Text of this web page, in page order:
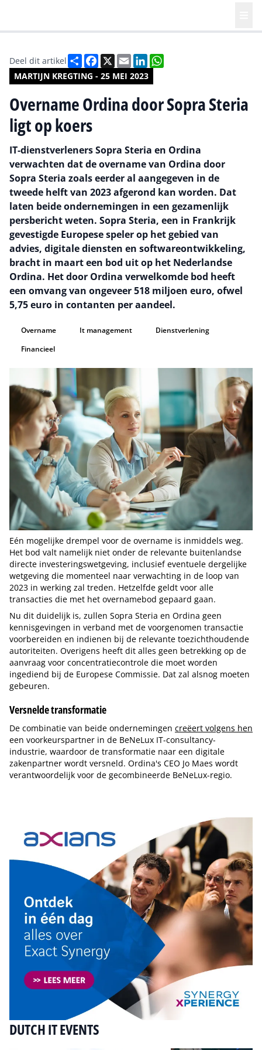
MARTIJN KREGTING - 25 MEI 2023
Deel dit artikel DeelFacebook
X EmailLinkedIn
Overname Ordina door Sopra Steria
ligt op koers
IT-dienstverleners Sopra Steria en Ordina
verwachten dat de overname van Ordina door
Sopra Steria zoals eerder al aangegeven in de
tweede helft van 2023 afgerond kan worden. Dat
laten beide ondernemingen in een gezamenlijk
persbericht weten. Sopra Steria, een in Frankrijk
gevestigde Europese speler op het gebied van
advies, digitale diensten en softwareontwikkeling,
bracht in maart een bod uit op het Nederlandse
Ordina. Het door Ordina verwelkomde bod heeft
een omvang van ongeveer 518 miljoen euro, ofwel
5,75 euro in contanten per aandeel.
Overname It management
Dienstverlening
Financieel
Eén mogelijke drempel voor de overname is inmiddels weg.
Het bod valt namelijk niet onder de relevante buitenlandse
directe investeringswetgeving, inclusief eventuele dergelijke
wetgeving die momenteel naar verwachting in de loop van
2023 in werking zal treden. Hetzelfde geldt voor alle
transacties die met het overnamebod gepaard gaan.
Nu dit duidelijk is, zullen Sopra Steria en Ordina geen
kennisgevingen in verband met de voorgenomen transactie
voorbereiden en indienen bij de relevante toezichthoudende
autoriteiten. Overigens heeft dit alles geen betrekking op de
aanvraag voor concentratiecontrole die moet worden
ingediend bij de Europese Commissie. Dat zal alsnog moeten
gebeuren.
Versnelde transformatie
De combinatie van beide ondernemingen creëert volgens hen
een voorkeurspartner in de BeNeLux IT-consultancy-
industrie, waardoor de transformatie naar een digitale
zakenpartner wordt versneld. Ordina's CEO Jo Maes wordt
verantwoordelijk voor de gecombineerde BeNeLux-regio.
DUTCH IT EVENTS